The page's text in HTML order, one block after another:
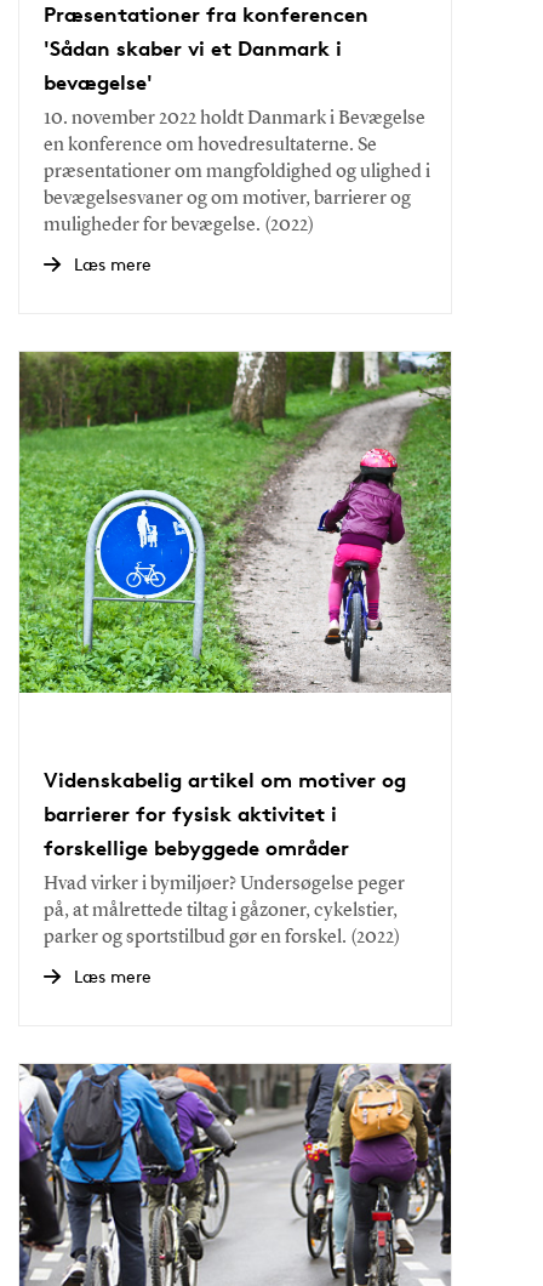
Præsentationer fra konferencen
'Sådan skaber vi et Danmark i
bevægelse'
10. november 2022 holdt Danmark i Bevægelse
en konference om hovedresultaterne. Se
præsentationer om mangfoldighed og ulighed i
bevægelsesvaner og om motiver, barrierer og
muligheder for bevægelse. (2022)
Læs mere
Videnskabelig artikel om motiver og
barrierer for fysisk aktivitet i
forskellige bebyggede områder
Hvad virker i bymiljøer? Undersøgelse peger
på, at målrettede tiltag i gåzoner, cykelstier,
parker og sportstilbud gør en forskel. (2022)
Læs mere